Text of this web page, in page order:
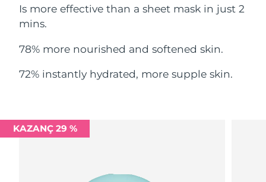
Is more effective than a sheet mask in just 2
mins.
78% more nourished and softened skin.
72% instantly hydrated, more supple skin.
KAZANÇ 29 %
Porto Riko Tahmini teslim tarihi8/11/26
Reunion
Rusya
Tahmini teslim tarihi